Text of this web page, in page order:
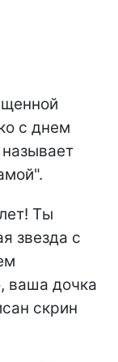
с днем
Ты
звезда с
ваша дочка
скрин